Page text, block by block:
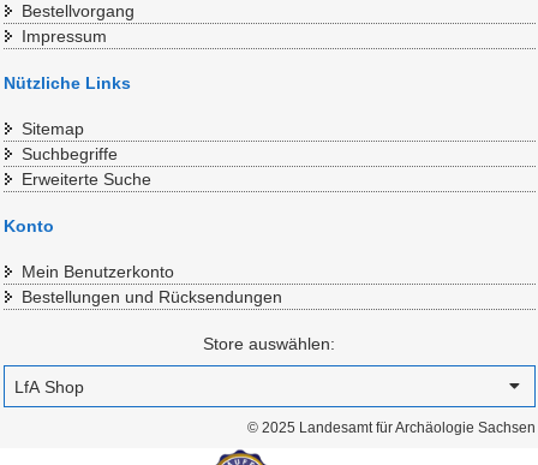
Bestellvorgang
Impressum
Nützliche Links
Sitemap
Suchbegriffe
Erweiterte Suche
Konto
Mein Benutzerkonto
Bestellungen und Rücksendungen
Store auswählen:
© 2025 Landesamt für Archäologie Sachsen